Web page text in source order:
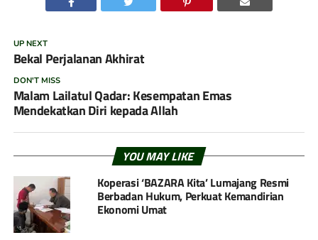
UP NEXT
Bekal Perjalanan Akhirat
DON'T MISS
Malam Lailatul Qadar: Kesempatan Emas
Mendekatkan Diri kepada Allah
YOU MAY LIKE
Koperasi ‘BAZARA Kita’ Lumajang Resmi
Berbadan Hukum, Perkuat Kemandirian
Ekonomi Umat